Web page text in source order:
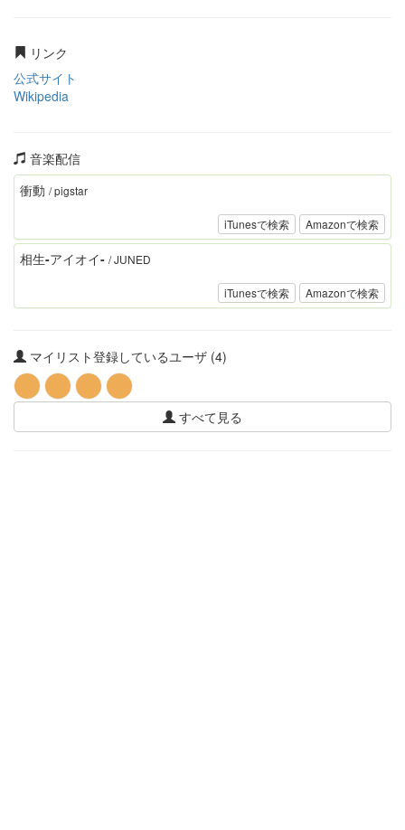
リンク
公式サイト
Wikipedia
音楽配信
iTunesで検索 Amazonで検索
衝動 / pigstar
iTunesで検索 Amazonで検索
相生-アイオイ- / JUNED
マイリスト登録しているユーザ (4)
すべて見る